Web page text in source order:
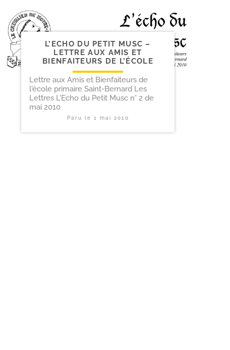
L’ECHO DU PETIT MUSC –
LETTRE AUX AMIS ET
BIENFAITEURS DE L’ÉCOLE
Lettre aux Amis et Bienfaiteurs de
l'école primaire Saint-Bernard Les
Lettres L'Echo du Petit Musc n° 2 de
mai 2010
Paru le 1 mai 2010